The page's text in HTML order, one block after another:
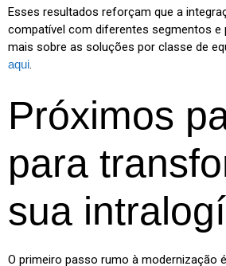
Esses resultados reforçam que a
compatível com diferentes segmentos e
mais sobre as soluções por classe de
aqui.
Próximos
para
sua
O primeiro passo rumo à modernização